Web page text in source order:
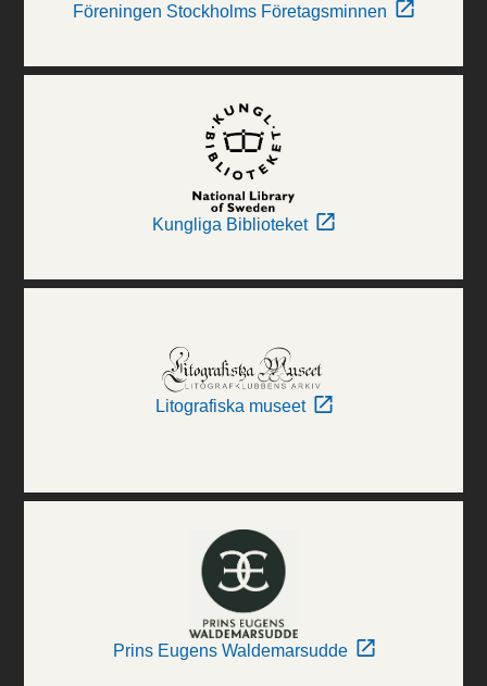
Föreningen Stockholms Företagsminnen
Kungliga Biblioteket
Litografiska museet
Prins Eugens Waldemarsudde